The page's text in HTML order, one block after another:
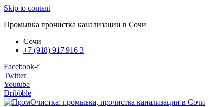
Skip to content
Промывка прочистка канализации в Сочи
Сочи
+7 (918) 917 916 3
Facebook-f
Twitter
Youtube
Dribbble